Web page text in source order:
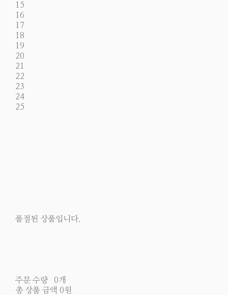
15
16
17
18
19
20
21
22
23
24
25
품절된 상품입니다.
주문 수량
0개
총 상품 금액 0원